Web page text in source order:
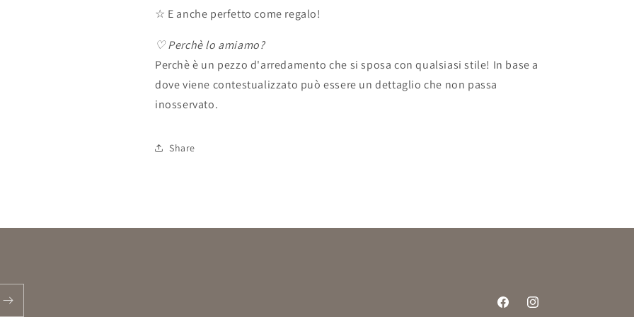
☆ E anche perfetto come regalo!
♡ Perchè lo amiamo?
Perchè è un pezzo d'arredamento che si sposa con qualsiasi stile! In base a
dove viene contestualizzato può essere un dettaglio che non passa
inosservato.
Share
FacebookInstagram